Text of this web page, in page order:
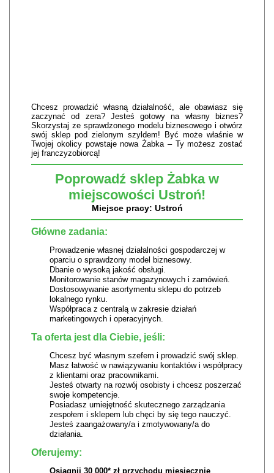
Chcesz prowadzić własną działalność, ale obawiasz się
zaczynać od zera? Jesteś gotowy na własny biznes?
Skorzystaj ze sprawdzonego modelu biznesowego i otwórz
swój sklep pod zielonym szyldem! Być może właśnie w
Twojej okolicy powstaje nowa Żabka – Ty możesz zostać
jej franczyzobiorcą!
Poprowadź sklep Żabka w
miejscowości Ustroń!
Miejsce pracy: Ustroń
Główne zadania:
Prowadzenie własnej działalności gospodarczej w
oparciu o sprawdzony model biznesowy.
Dbanie o wysoką jakość obsługi.
Monitorowanie stanów magazynowych i zamówień.
Dostosowywanie asortymentu sklepu do potrzeb
lokalnego rynku.
Współpraca z centralą w zakresie działań
marketingowych i operacyjnych.
Ta oferta jest dla Ciebie, jeśli:
Chcesz być własnym szefem i prowadzić swój sklep.
Masz łatwość w nawiązywaniu kontaktów i współpracy
z klientami oraz pracownikami.
Jesteś otwarty na rozwój osobisty i chcesz poszerzać
swoje kompetencje.
Posiadasz umiejętność skutecznego zarządzania
zespołem i sklepem lub chęci by się tego nauczyć.
Jesteś zaangażowany/a i zmotywowany/a do
działania.
Oferujemy:
Osiągnij 30 000* zł przychodu miesięcznie